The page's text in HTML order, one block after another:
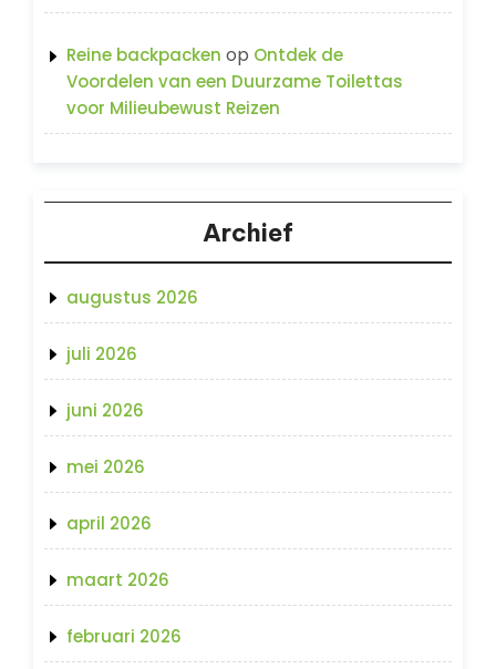
Reine backpacken op Ontdek de
Voordelen van een Duurzame Toilettas
voor Milieubewust Reizen
Archief
augustus 2026
juli 2026
juni 2026
mei 2026
april 2026
maart 2026
februari 2026